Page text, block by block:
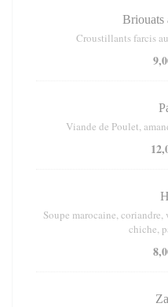
Briouats
Croustillants farcis
Viande de Poulet,
Soupe marocaine,
chiche,